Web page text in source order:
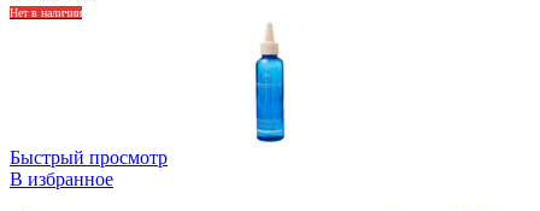
Нет в наличии
Быстрый просмотр
В избранное